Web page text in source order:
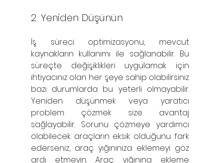
2. Yeniden Düşünün
İş süreci optimizasyonu, mevcut
kaynakların kullanımı ile sağlanabilir. Bu
süreçte değişiklikleri uygulamak için
ihtiyacınız olan her şeye sahip olabilirsiniz
bazı durumlarda bu yeterli olmayabilir.
Yeniden düşünmek veya yaratıcı
problem çözmek size avantaj
sağlayabilir. Sorunu çözmeye yardımcı
olabilecek araçların eksik olduğunu fark
ederseniz, araç yığınınıza eklemeyi göz
ardı etmeyin. Araç yığınına ekleme